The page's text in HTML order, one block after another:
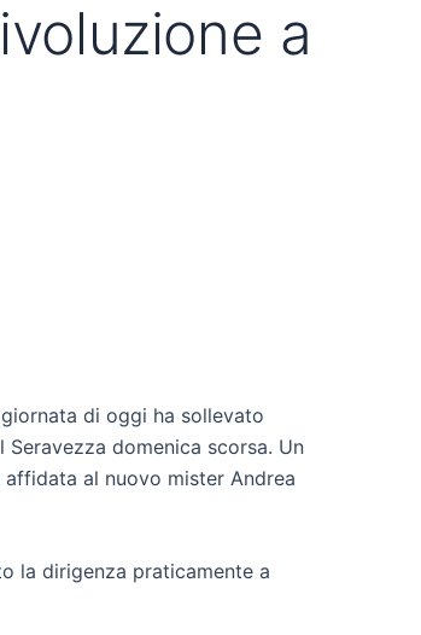
a
di oggi ha sollevato
domenica scorsa. Un
al nuovo mister Andrea
la dirigenza praticamente a